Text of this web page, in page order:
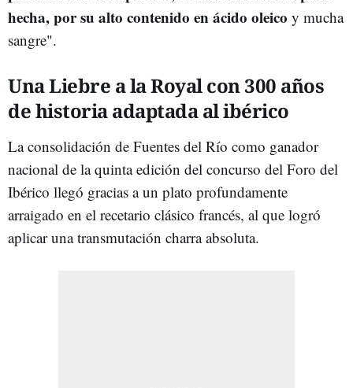
hecha, por su alto contenido en ácido oleico y mucha
sangre".
Una Liebre a la Royal con 300 años
de historia adaptada al ibérico
La consolidación de Fuentes del Río como ganador
nacional de la quinta edición del concurso del Foro del
Ibérico llegó gracias a un plato profundamente
arraigado en el recetario clásico francés, al que logró
aplicar una transmutación charra absoluta.